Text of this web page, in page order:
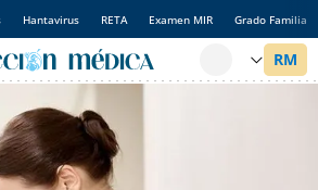
Hantavirus RETA Examen MIR Grado Familia